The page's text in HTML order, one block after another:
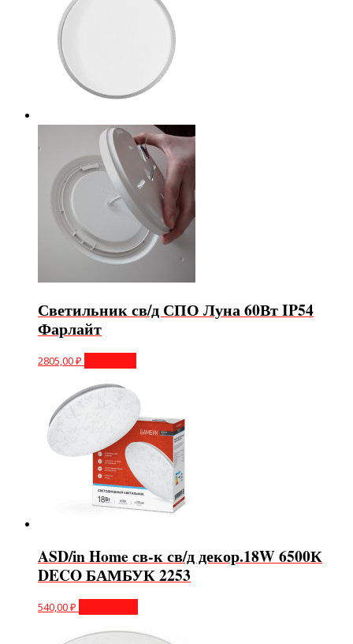
Светильник св/д СПО Луна 60Вт IP54
Фарлайт
2805,00₽
ASD/in Home св-к св/д декор.18W 6500К
DECO БАМБУК 2253
540,00₽